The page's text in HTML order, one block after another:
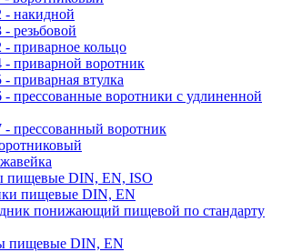
- накидной
- резьбовой
- приварное кольцо
- приварной воротник
- приварная втулка
- прессованные воротники с удлиненной
- прессованный воротник
пищевые DIN, EN, ISO
пищевые DIN, EN
понижающий пищевой по стандарту
пищевые DIN, EN